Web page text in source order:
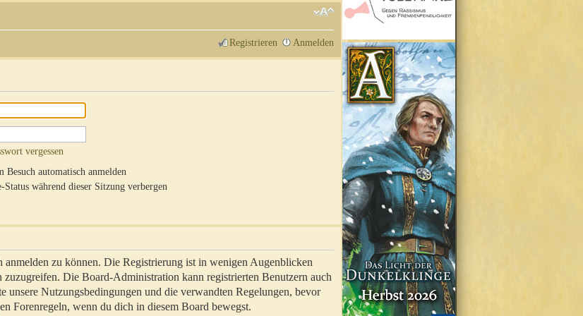
Registrieren Anmelden
vergessen
Besuch automatisch anmelden
während dieser Sitzung verbergen
zu können. Die Registrierung ist in wenigen Augenblicken
Die Board-Administration kann registrierten Benutzern auch
unsere Nutzungsbedingungen und die verwandten Regelungen, bevor
Forenregeln, wenn du dich in diesem Board bewegst.